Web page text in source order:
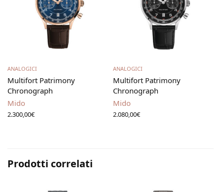
Aggiungi al carrello
ANALOGICI
Multifort Patrimony
Chronograph
Mido
2.300,00€
Aggiungi al carrello
ANALOGICI
Multifort Patrimony
Chronograph
Mido
2.080,00€
Prodotti correlati